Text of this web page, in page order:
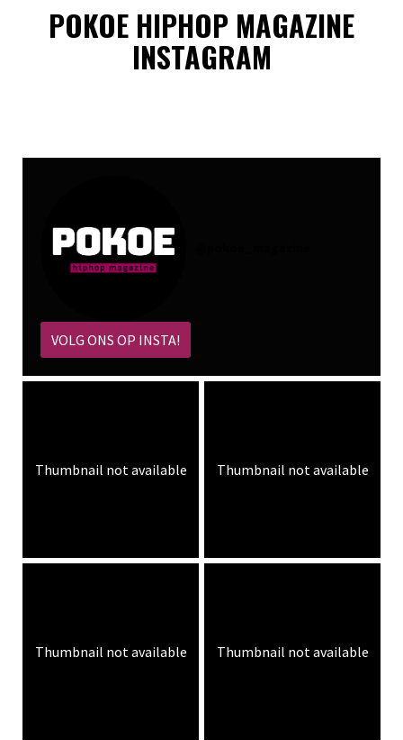
POKOE HIPHOP MAGAZINE
INSTAGRAM
VOLG ONS OP INSTA!
Thumbnail not available Thumbnail not available
Thumbnail not available Thumbnail not available